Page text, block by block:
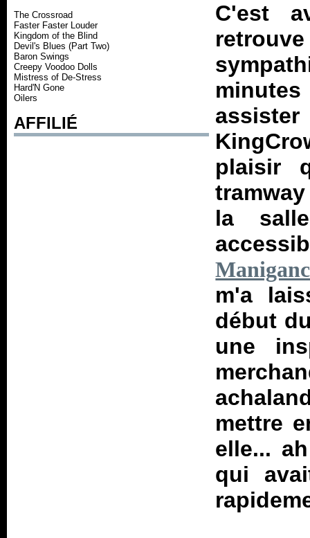
The Crossroad
Faster Faster Louder
Kingdom of the Blind
Devil's Blues (Part Two)
Baron Swings
Creepy Voodoo Dolls
Mistress of De-Stress
Hard'N Gone
Oilers
AFFILIÉ
C'est
plaisir
la
m'a
début
une
mettre
elle...
qui